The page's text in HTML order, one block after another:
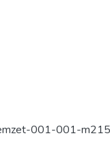
001-001-